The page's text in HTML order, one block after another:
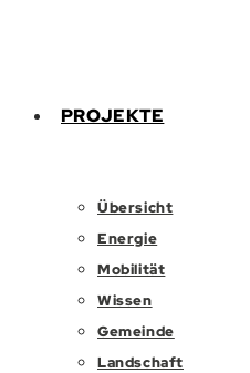
PROJEKTE
Übersicht
Energie
Mobilität
Wissen
Gemeinde
Landschaft